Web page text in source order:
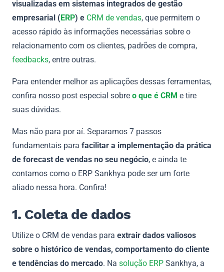
visualizadas em sistemas integrados de gestão
empresarial (ERP) e CRM de vendas, que permitem o
acesso rápido às informações necessárias sobre o
relacionamento com os clientes, padrões de compra,
feedbacks, entre outras.
Para entender melhor as aplicações dessas ferramentas,
confira nosso post especial sobre o que é CRM e tire
suas dúvidas.
Mas não para por aí. Separamos 7 passos
fundamentais para facilitar a implementação da prática
de forecast de vendas no seu negócio, e ainda te
contamos como o ERP Sankhya pode ser um forte
aliado nessa hora. Confira!
1. Coleta de dados
Utilize o CRM de vendas para extrair dados valiosos
sobre o histórico de vendas, comportamento do cliente
e tendências do mercado. Na solução ERP Sankhya, a